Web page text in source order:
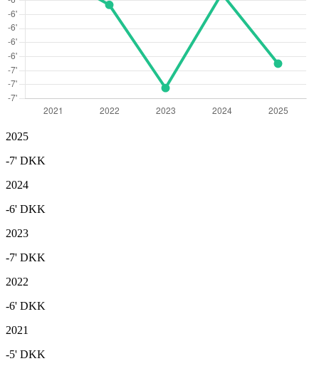
2025
-7' DKK
2024
-6' DKK
2023
-7' DKK
2022
-6' DKK
2021
-5' DKK